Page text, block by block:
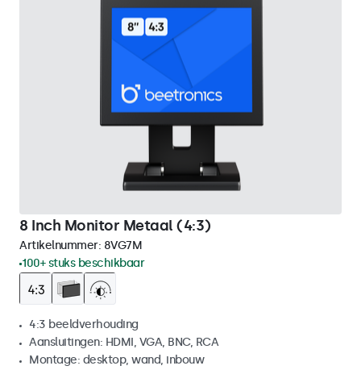
8 Inch Monitor Metaal (4:3)
Artikelnummer: 8VG7M
100+ stuks beschikbaar
4:3 beeldverhouding
Aansluitingen: HDMI, VGA, BNC, RCA
Montage: desktop, wand, inbouw